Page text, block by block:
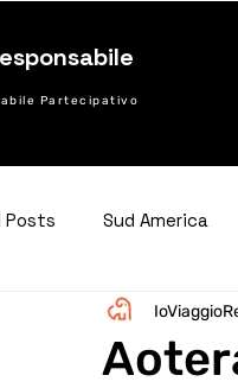
Partecipativo
Posts Sud America
Cuba